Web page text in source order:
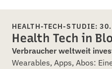
HEALTH-TECH-STUDIE:
Health Tech in
Verbraucher weltweit
Wearables, Apps, Abos: